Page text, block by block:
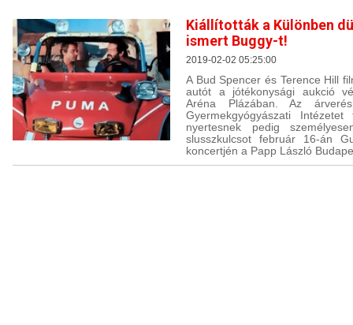
Kiállították a Különben
ismert Buggy-t!
2019-02-02 05:25:00
A Bud Spencer és Terence Hill
autót a jótékonysági aukció
Aréna Plázában. Az
Gyermekgyógyászati
nyertesnek pedig
slusszkulcsot február 16-án
koncertjén a Papp László